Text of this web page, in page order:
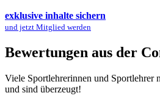
exklusive inhalte sichern
und jetzt Mitglied werden
Bewertungen aus der
Viele Sportlehrerinnen und Sportlehrer
und sind überzeugt!